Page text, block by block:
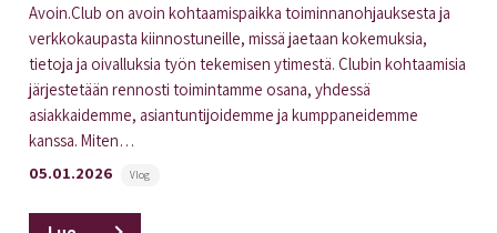
Avoin.Club on avoin kohtaamispaikka toiminnanohjauksesta ja
verkkokaupasta kiinnostuneille, missä jaetaan kokemuksia,
tietoja ja oivalluksia työn tekemisen ytimestä. Clubin kohtaamisia
järjestetään rennosti toimintamme osana, yhdessä
asiakkaidemme, asiantuntijoidemme ja kumppaneidemme
kanssa. Miten…
05.01.2026
Vlog